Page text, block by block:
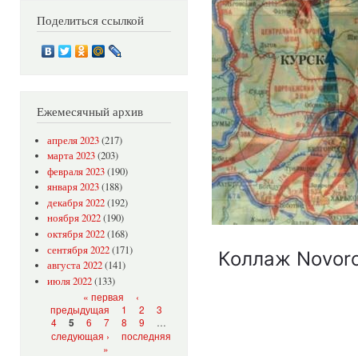
Поделиться ссылкой
Ежемесячный архив
апреля 2023(217)
марта 2023(203)
февраля 2023(190)
января 2023(188)
декабря 2022(192)
ноября 2022(190)
октября 2022(168)
сентября 2022(171)
августа 2022(141)
июля 2022(133)
Страницы« первая
‹
предыдущая
1 2
3
4
5 6 7 8 9
…
следующая ›
последняя
»
Коллаж